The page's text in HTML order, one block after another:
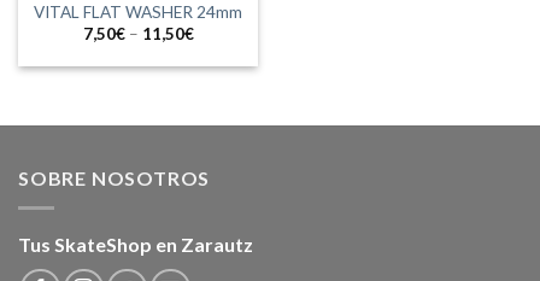
VITAL FLAT WASHER 24mm
7,50€– 11,50€
SOBRE NOSOTROS
Tus SkateShop en Zarautz